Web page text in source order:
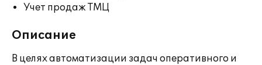
Учет продаж ТМЦ
Описание
В целях автоматизации задач оперативного и